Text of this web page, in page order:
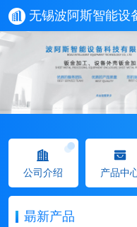
无锡波阿斯智能设
公司介绍 产品中
朂新产品